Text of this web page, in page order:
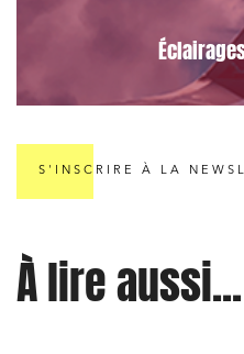
S'INSCRIRE À LA
À lire aussi...